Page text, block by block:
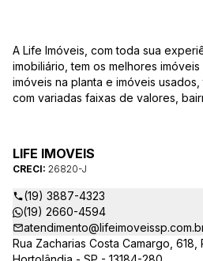
A Life Imóveis, com toda sua
imobiliário, tem os melhores
imóveis na planta e imóveis
com variadas faixas de valores,
as suas dúvidas sobre casas,
comerciais e outros produtos
LIFE IMOVEIS
CRECI: 26820-J
(19) 3887-4323
(19) 2660-4594
Rua Zacharias Costa Camargo, 618,